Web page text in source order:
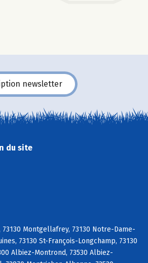
newsletter
du site
73130 Montgellafrey, 73130 Notre-Dame-
73130 St-François-Longchamp, 73130
Albiez-Montrond, 73530 Albiez-